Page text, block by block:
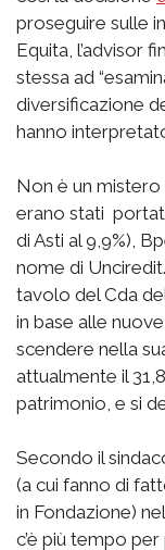
proseguire sulle
Equita, l’advisor
stessa ad
diversificazione
hanno
Non è un
erano stati
di Asti al 9,9%),
nome di
tavolo del Cda
in base alle
scendere nella
attualmente il
patrimonio, e si
Secondo il
(a cui fanno di
in Fondazione)
c’è più tempo